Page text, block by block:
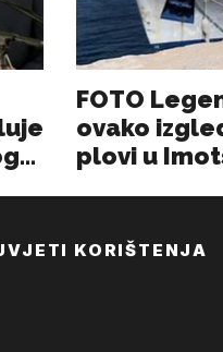
KORIŠTENJA